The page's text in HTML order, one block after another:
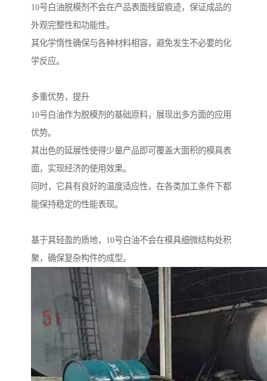
10号白油脱模剂不会在产品表面残留痕迹，保证成品的
外观完整性和功能性。
其化学惰性确保与各种材料相容，避免发生不必要的化
学反应。
多重优势，提升
10号白油作为脱模剂的基础原料，展现出多方面的应用
优势。
其出色的延展性使得少量产品即可覆盖大面积的模具表
面，实现经济的使用效果。
同时，它具有良好的温度适应性，在各类加工条件下都
能保持稳定的性能表现。
基于其轻盈的质地，10号白油不会在模具细微结构处积
聚，确保复杂构件的成型。